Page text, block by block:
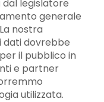
dal legislatore
generale
nostra
dati dovrebbe
il pubblico in
e partner
utilizzata.